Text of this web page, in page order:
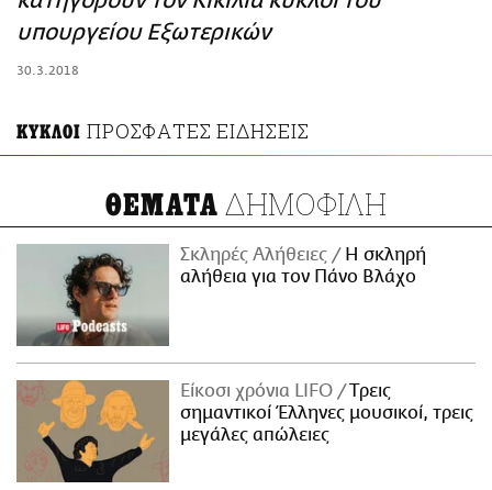
ΑΜΠΑ
υπουργείου Εξωτερικών
30.3.2018
ΚΥΚΛΟΙ ΠΡΟΣΦΑΤΕΣ ΕΙΔΗΣΕΙΣ
ΘΕΜΑΤΑ ΔΗΜΟΦΙΛΗ
Σκληρές Αλήθειες
H σκληρή
αλήθεια για τον Πάνο Βλάχο
Είκοσι χρόνια LIFO
Tρεις
σημαντικοί Έλληνες μουσικοί, τρεις
μεγάλες απώλειες